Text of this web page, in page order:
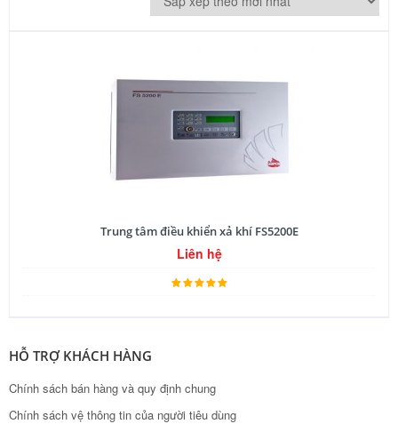
Trung tâm điều khiển xả khí FS5200E
Liên hệ
HỖ TRỢ KHÁCH HÀNG
Chính sách bán hàng và quy định chung
Chính sách vệ thông tin của người tiêu dùng